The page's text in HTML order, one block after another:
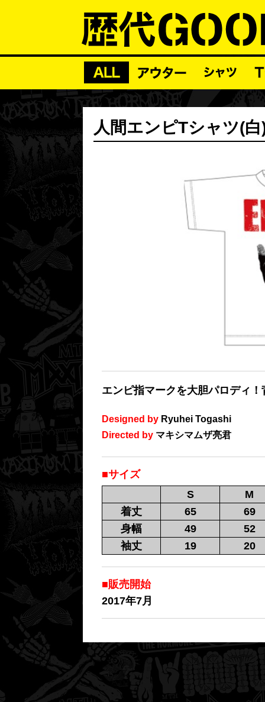
人間エンピTシャツ(
エンピ指マークを大胆パロディ
Designed by Ryuhei Togashi
Directed by マキシマムザ亮君
■サイズ
S
M
着丈
65
69
身幅
49
52
袖丈
19 20
■販売開始
2017年7月